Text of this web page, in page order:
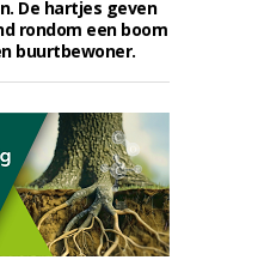
De hartjes geven
rondom een boom
buurtbewoner.